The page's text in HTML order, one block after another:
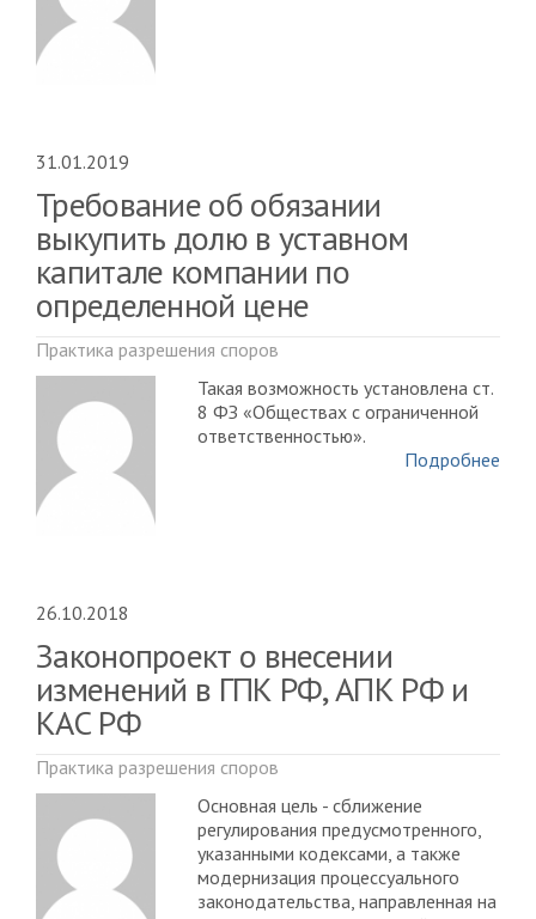
31.01.2019
Требование об обязании
выкупить долю в уставном
капитале компании по
определенной цене
Практика разрешения споров
Такая возможность установлена ст.
8 ФЗ «Обществах с ограниченной
ответственностью».
Подробнее
26.10.2018
Законопроект о внесении
изменений в ГПК РФ, АПК РФ и
КАС РФ
Практика разрешения споров
Основная цель - сближение
регулирования предусмотренного,
указанными кодексами, а также
модернизация процессуального
законодательства, направленная на